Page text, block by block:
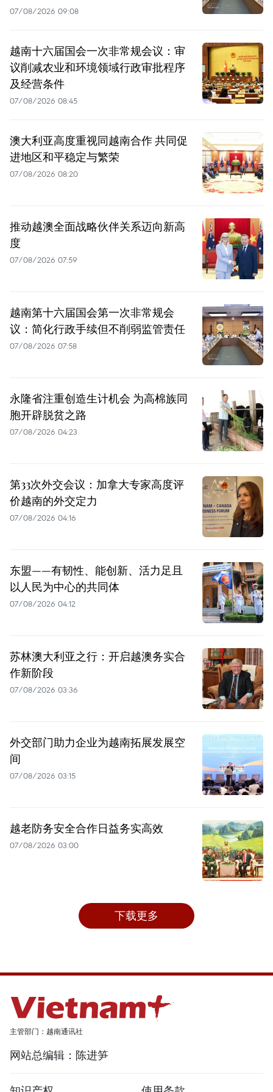
07/08/2026 09:08
越南十六届国会一次非常规会议：审
议削减农业和环境领域行政审批程序
及经营条件
07/08/2026 08:45
澳大利亚高度重视同越南合作 共同促
进地区和平稳定与繁荣
07/08/2026 08:20
推动越澳全面战略伙伴关系迈向新高
度
07/08/2026 07:59
越南第十六届国会第一次非常规会
议：简化行政手续但不削弱监管责任
07/08/2026 07:58
永隆省注重创造生计机会 为高棉族同
胞开辟脱贫之路
07/08/2026 04:23
第33次外交会议：加拿大专家高度评
价越南的外交定力
07/08/2026 04:16
东盟——有韧性、能创新、活力足且
以人民为中心的共同体
07/08/2026 04:12
苏林澳大利亚之行：开启越澳务实合
作新阶段
07/08/2026 03:36
外交部门助力企业为越南拓展发展空
间
07/08/2026 03:15
越老防务安全合作日益务实高效
07/08/2026 03:00
下载更多
主管部门：越南通讯社
网站总编辑：陈进笋